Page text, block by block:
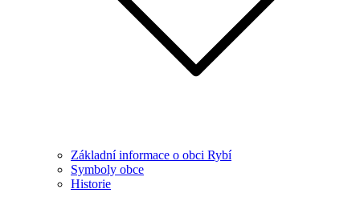
Základní informace o obci Rybí
Symboly obce
Historie